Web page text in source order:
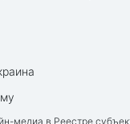
медиа в Реестре